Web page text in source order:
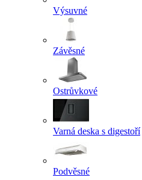
Výsuvné
Závěsné
Ostrůvkové
Varná deska s digestoří
Podvěsné